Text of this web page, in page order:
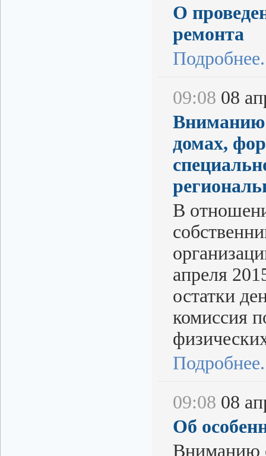
О
ремонта
09:08 08
Вниманию
домах,
В
апреля
остатки
комиссия
09:08 08
Об
Вниманию